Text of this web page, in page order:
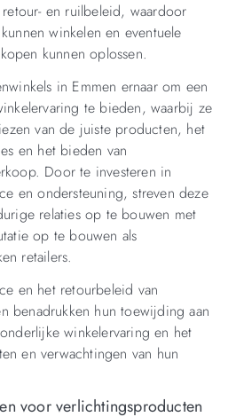
en ruilbeleid, waardoor
winkelen en eventuele
kunnen oplossen.
in Emmen ernaar om een
te bieden, waarbij ze
van de juiste producten, het
en het bieden van
Door te investeren in
en ondersteuning, streven deze
relaties op te bouwen met
op te bouwen als
retailers.
en het retourbeleid van
benadrukken hun toewijding aan
winkelervaring en het
en verwachtingen van hun
voor verlichtingsproducten